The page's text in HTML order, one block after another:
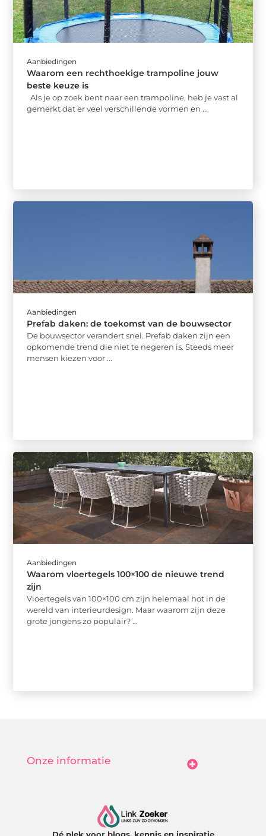
Aanbiedingen
Waarom een rechthoekige trampoline jouw
beste keuze is
Als je op zoek bent naar een trampoline, heb je vast al
gemerkt dat er veel verschillende vormen en ...
Aanbiedingen
Prefab daken: de toekomst van de bouwsector
De bouwsector verandert snel. Prefab daken zijn een
opkomende trend die niet te negeren is. Steeds meer
mensen kiezen voor ...
Aanbiedingen
Waarom vloertegels 100×100 de nieuwe trend
zijn
Vloertegels van 100×100 cm zijn helemaal hot in de
wereld van interieurdesign. Maar waarom zijn deze
grote jongens zo populair? ...
Onze informatie